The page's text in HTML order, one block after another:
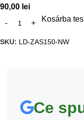
90,00 lei
Kosárba
SKU: LD-ZAS150-NW
Ce